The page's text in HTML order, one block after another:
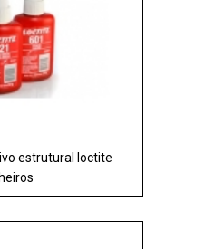
estrutural loctite